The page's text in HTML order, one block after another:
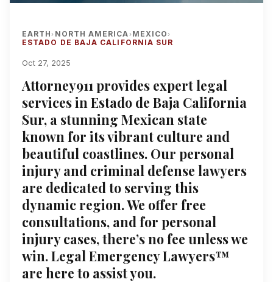
EARTH› NORTH AMERICA› MEXICO›
ESTADO DE BAJA CALIFORNIA SUR
Oct 27, 2025
Attorney911 provides expert legal
services in Estado de Baja California
Sur, a stunning Mexican state
known for its vibrant culture and
beautiful coastlines. Our personal
injury and criminal defense lawyers
are dedicated to serving this
dynamic region. We offer free
consultations, and for personal
injury cases, there’s no fee unless we
win. Legal Emergency Lawyers™
are here to assist you.